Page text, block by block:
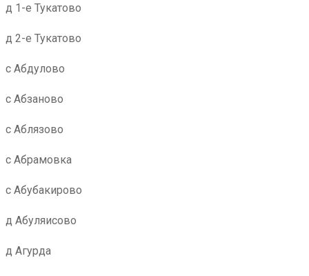
д 1-е Тукатово
д 2-е Тукатово
с Абдулово
с Абзаново
с Аблязово
с Абрамовка
с Абубакирово
д Абуляисово
д Агурда